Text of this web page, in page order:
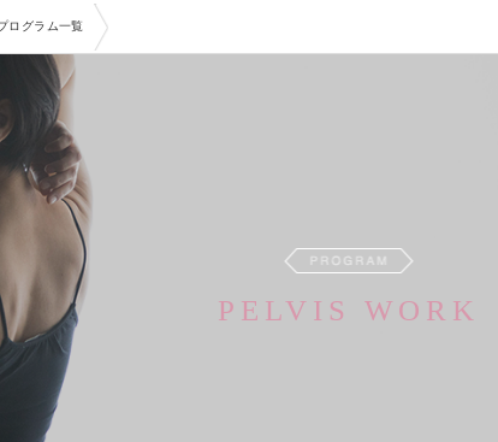
ログラム一覧
PELVIS WORK